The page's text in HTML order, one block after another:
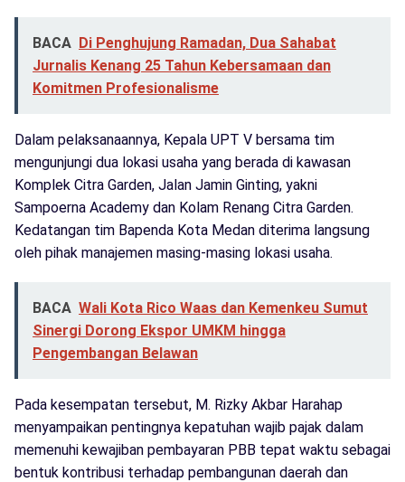
BACA Di Penghujung Ramadan, Dua Sahabat
Jurnalis Kenang 25 Tahun Kebersamaan dan
Komitmen Profesionalisme
Dalam pelaksanaannya, Kepala UPT V bersama tim
mengunjungi dua lokasi usaha yang berada di kawasan
Komplek Citra Garden, Jalan Jamin Ginting, yakni
Sampoerna Academy dan Kolam Renang Citra Garden.
Kedatangan tim Bapenda Kota Medan diterima langsung
oleh pihak manajemen masing-masing lokasi usaha.
BACA Wali Kota Rico Waas dan Kemenkeu Sumut
Sinergi Dorong Ekspor UMKM hingga
Pengembangan Belawan
Pada kesempatan tersebut, M. Rizky Akbar Harahap
menyampaikan pentingnya kepatuhan wajib pajak dalam
memenuhi kewajiban pembayaran PBB tepat waktu sebagai
bentuk kontribusi terhadap pembangunan daerah dan